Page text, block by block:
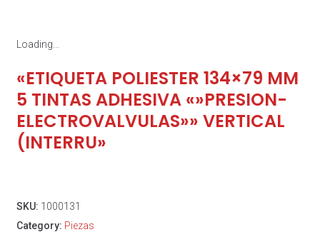
Loading...
«ETIQUETA POLIESTER 134×79 MM
5 TINTAS ADHESIVA «»PRESION-
ELECTROVALVULAS»» VERTICAL
(INTERRU»
SKU: 1000131
Category: Piezas